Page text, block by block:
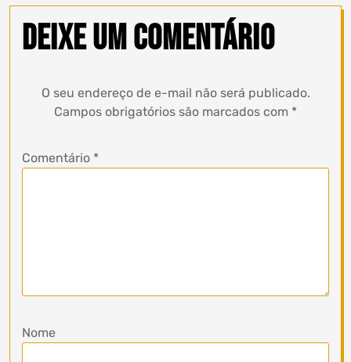
Deixe um comentário
O seu endereço de e-mail não será publicado.
Campos obrigatórios são marcados com *
Comentário *
Nome